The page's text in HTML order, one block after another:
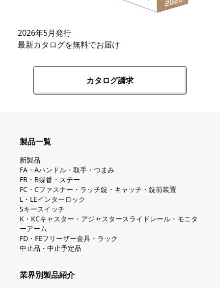
2026年5月発行
最新カタログを無料でお届け
カタログ請求
製品一覧
新製品
FA・Aハンドル・取手・つまみ
FB・B蝶番・ステー
FC・Cファスナー・ラッチ錠・キャッチ・錠前装置
L・LEインターロック
Sキースイッチ
K・KCキャスター・アジャスタースライドレール・モニタ
ーアーム
FD・FEフリーザー金具・ラック
中止品・中止予定品
業界別製品紹介